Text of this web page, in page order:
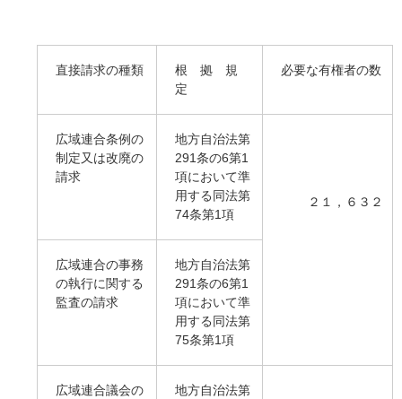
直接請求の種類
根 拠 規
定
必要な有権者の数
広域連合条例の
制定又は改廃の
請求
地方自治法第
291条の6第1
項において準
用する同法第
74条第1項
２１，６３２
広域連合の事務
の執行に関する
監査の請求
地方自治法第
291条の6第1
項において準
用する同法第
75条第1項
広域連合議会の
地方自治法第